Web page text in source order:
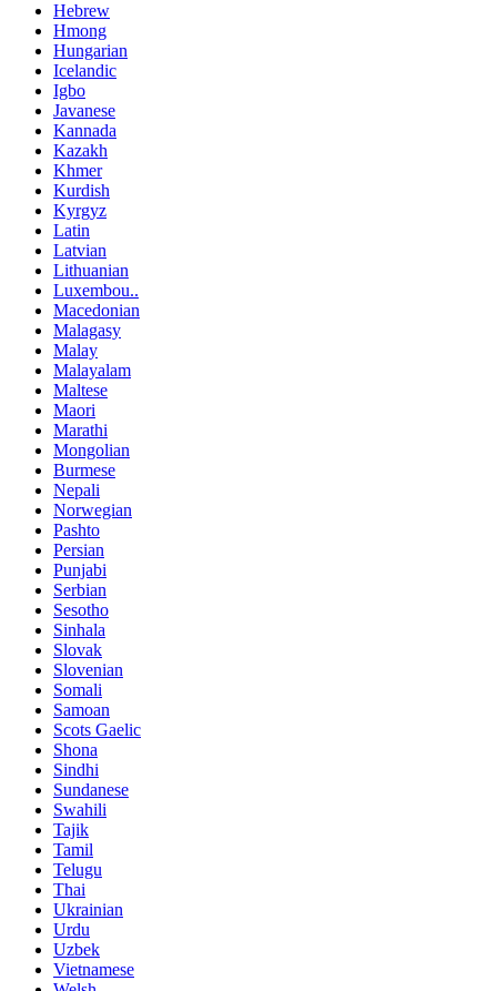
Hebrew
Hmong
Hungarian
Icelandic
Igbo
Javanese
Kannada
Kazakh
Khmer
Kurdish
Kyrgyz
Latin
Latvian
Lithuanian
Luxembou..
Macedonian
Malagasy
Malay
Malayalam
Maltese
Maori
Marathi
Mongolian
Burmese
Nepali
Norwegian
Pashto
Persian
Punjabi
Serbian
Sesotho
Sinhala
Slovak
Slovenian
Somali
Samoan
Scots Gaelic
Shona
Sindhi
Sundanese
Swahili
Tajik
Tamil
Telugu
Thai
Ukrainian
Urdu
Uzbek
Vietnamese